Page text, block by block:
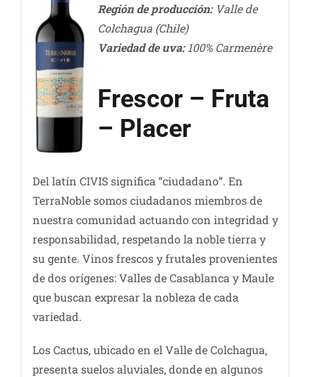
Región de producción:Valle de
Colchagua (Chile)
Variedad de uva:100% Carmenère
Frescor – Fruta
– Placer
Del latín CIVIS significa “ciudadano”. En
TerraNoble somos ciudadanos miembros de
nuestra comunidad actuando con integridad y
responsabilidad, respetando la noble tierra y
su gente. Vinos frescos y frutales provenientes
de dos orígenes: Valles de Casablanca y Maule
que buscan expresar la nobleza de cada
variedad.
Los Cactus, ubicado en el Valle de Colchagua,
presenta suelos aluviales, donde en algunos